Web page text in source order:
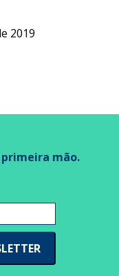
2019
primeira mão.